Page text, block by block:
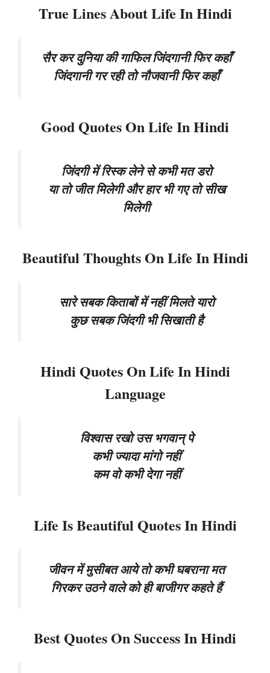
True Lines About Life In Hindi
सैर कर दुनिया की गाफिल जिंदगानी फिर कहाँ
जिंदगानी गर रही तो नौजवानी फिर कहाँ
Good Quotes On Life In Hindi
जिंदगी में रिस्क लेने से कभी मत डरो
या तो जीत मिलेगी और हार भी गए तो सीख
मिलेगी
Beautiful Thoughts On Life In Hindi
सारे सबक किताबों में नहीं मिलते यारो
कुछ सबक जिंदगी भी सिखाती है
Hindi Quotes On Life In Hindi
Language
विश्वास रखो उस भगवान् पे
कभी ज्यादा मांगो नहीं
कम वो कभी देगा नहीं
Life Is Beautiful Quotes In Hindi
जीवन में मुसीबत आये तो कभी घबराना मत
गिरकर उठने वाले को ही बाजीगर कहते हैं
Best Quotes On Success In Hindi